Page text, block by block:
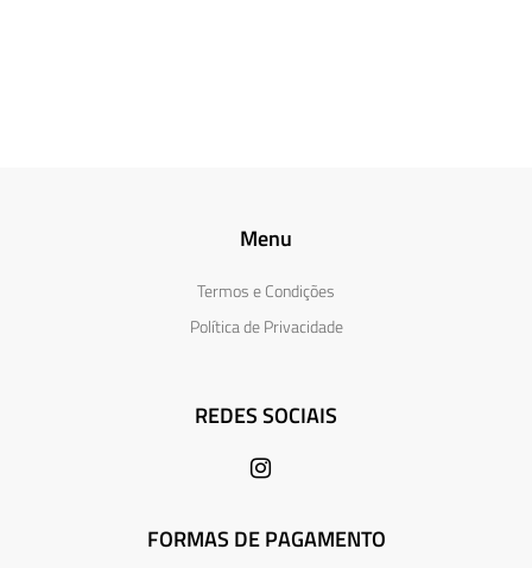
Menu
Termos e Condições
Política de Privacidade
REDES SOCIAIS
FORMAS DE PAGAMENTO